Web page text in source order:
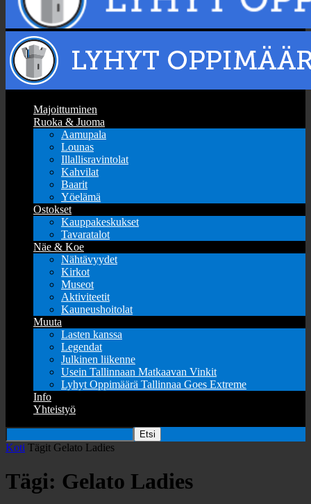
Majoittuminen
Ruoka & Juoma
Aamupala
Lounas
Illallisravintolat
Kahvilat
Baarit
Yöelämä
Ostokset
Kauppakeskukset
Tavaratalot
Näe & Koe
Nähtävyydet
Kirkot
Museot
Aktiviteetit
Kauneushoitolat
Muuta
Lasten kanssa
Legendat
Julkinen liikenne
Usein Tallinnaan Matkaavan Vinkit
Lyhyt Oppimäärä Tallinnaa Goes Extreme
Info
Yhteistyö
Koti Tägit Gelato Ladies
Tägi: Gelato Ladies